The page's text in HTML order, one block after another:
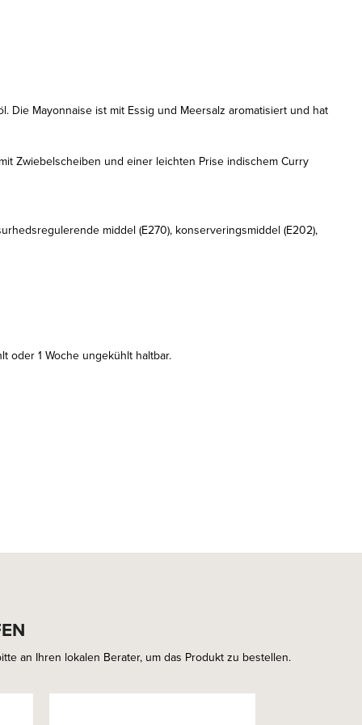
Die Mayonnaise ist mit Essig und Meersalz aromatisiert und hat
Zwiebelscheiben und einer leichten Prise indischem Curry
middel (E270), konserveringsmiddel (E202),
oder 1 Woche ungekühlt haltbar.
an Ihren lokalen Berater, um das Produkt zu bestellen.